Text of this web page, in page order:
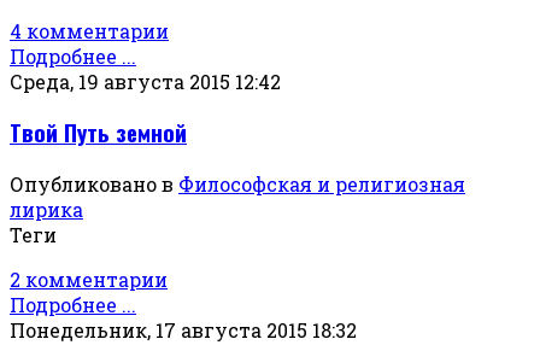
4 комментарии
Подробнее ...
Среда, 19 августа 2015 12:42
Твой Путь земной
Опубликовано в Философская и религиозная
лирика
Теги
2 комментарии
Подробнее ...
Понедельник, 17 августа 2015 18:32